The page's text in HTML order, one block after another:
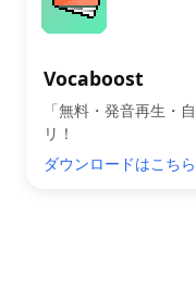
Vocaboost
「無料・発音再生・
リ！
ダウンロードはこちら